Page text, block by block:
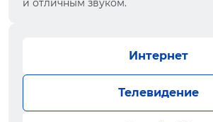
и отличным звуком.
Интернет
Телевидение